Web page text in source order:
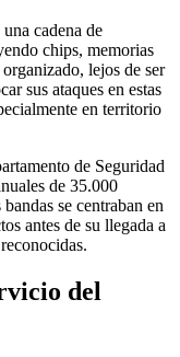
cadena de
chips, memorias
lejos de ser
sus ataques en estas
en territorio
de Seguridad
de 35.000
se centraban en
antes de su llegada a
del